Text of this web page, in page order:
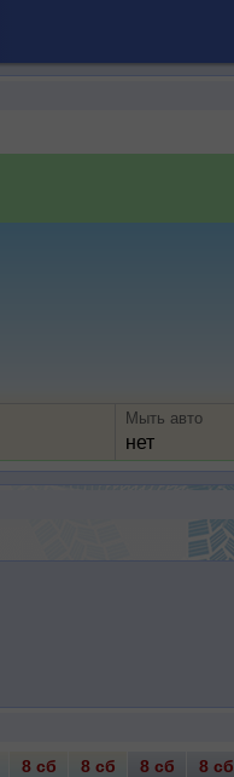
Мыть авто
нет
8 сб 8 сб 8 сб 8 сб